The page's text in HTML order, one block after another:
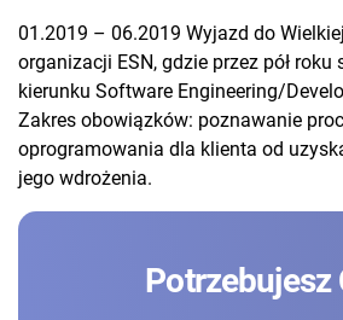
01.2019 – 06.2019 Wyjazd do
organizacji ESN, gdzie przez pół roku
kierunku Software Engineering/
Zakres obowiązków: poznawanie
oprogramowania dla klienta od
jego wdrożenia.
Potrzebujesz